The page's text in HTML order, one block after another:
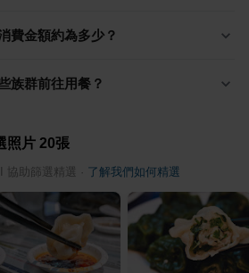
費金額約為多少？
族群前往用餐？
照片 20張
協助篩選精選 了解我們如何精選